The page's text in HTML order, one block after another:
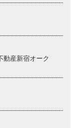
動産新宿オーク